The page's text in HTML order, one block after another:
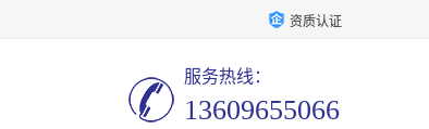
资质认证
服务热线：
13609655066